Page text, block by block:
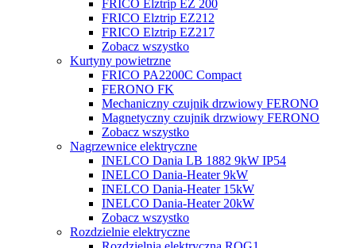
FRICO Elztrip EZ 200
FRICO Elztrip EZ212
FRICO Elztrip EZ217
Zobacz wszystko
Kurtyny powietrzne
FRICO PA2200C Compact
FERONO FK
Mechaniczny czujnik drzwiowy FERONO
Magnetyczny czujnik drzwiowy FERONO
Zobacz wszystko
Nagrzewnice elektryczne
INELCO Dania LB 1882 9kW IP54
INELCO Dania-Heater 9kW
INELCO Dania-Heater 15kW
INELCO Dania-Heater 20kW
Zobacz wszystko
Rozdzielnie elektryczne